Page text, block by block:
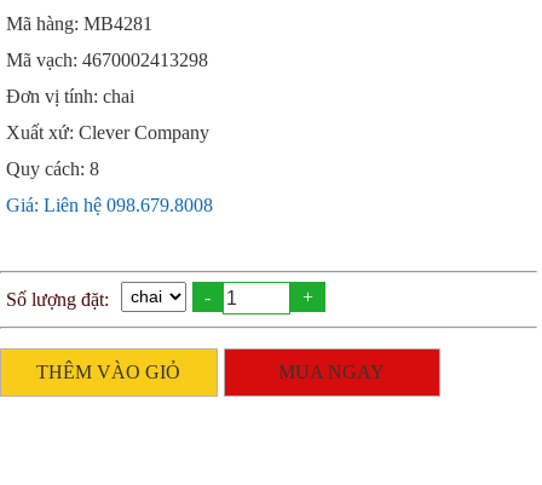
Mã hàng: MB4281
Mã vạch: 4670002413298
Đơn vị tính: chai
Xuất xứ: Clever Company
Quy cách: 8
Giá: Liên hệ 098.679.8008
Số lượng đặt: - +
THÊM VÀO GIỎ MUA NGAY